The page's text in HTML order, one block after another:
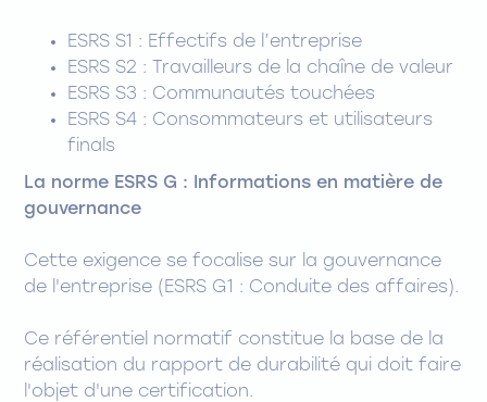
ESRS S1 : Effectifs de l’entreprise
ESRS S2 : Travailleurs de la chaîne de valeur
ESRS S3 : Communautés touchées
ESRS S4 : Consommateurs et utilisateurs
finals
La norme ESRS G : Informations en matière de
gouvernance
Cette exigence se focalise sur la gouvernance
de l'entreprise (ESRS G1 : Conduite des affaires).
Ce référentiel normatif constitue la base de la
réalisation du rapport de durabilité qui doit faire
l'objet d'une certification.